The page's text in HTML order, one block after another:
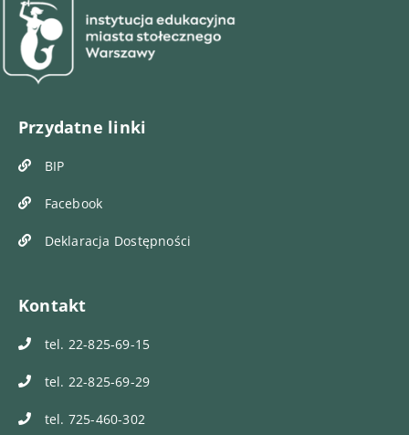
Przydatne linki
BIP
Facebook
Deklaracja Dostępności
Kontakt
tel. 22-825-69-15
tel. 22-825-69-29
tel. 725-460-302